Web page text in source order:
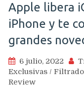
Apple libera
iPhone y te
grandes
6 julio, 2022
Exclusivas /
Review